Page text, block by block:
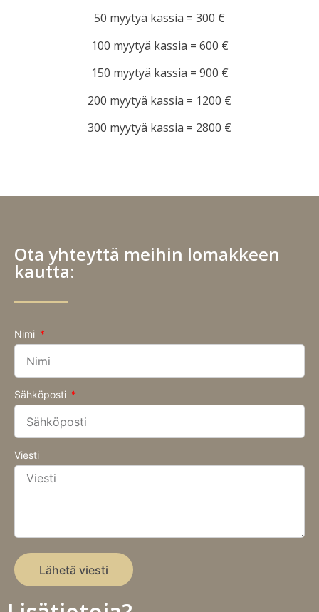
50 myytyä kassia = 300 €
100 myytyä kassia = 600 €
150 myytyä kassia = 900 €
200 myytyä kassia = 1200 €
300 myytyä kassia = 2800 €
Ota yhteyttä meihin lomakkeen
kautta:
Nimi
Sähköposti
Viesti
Lähetä viesti